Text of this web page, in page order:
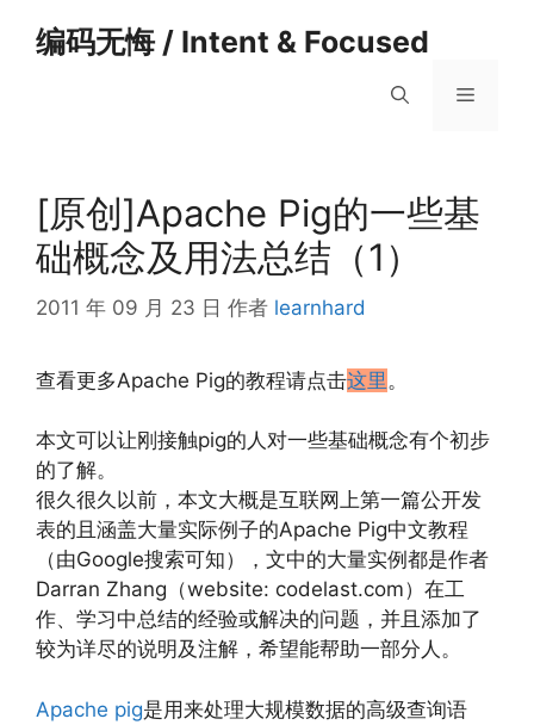
编码无悔 / Intent & Focused
菜
[原创]Apache Pig的一些基
础概念及用法总结（1）
2011 年 09 月 23 日 作者 learnhard
查看更多Apache Pig的教程请点击这里 。
本文可以让刚接触pig的人对一些基础概念有个初步
的了解。
很久很久以前，本文大概是互联网上第一篇公开发
表的且涵盖大量实际例子的Apache Pig中文教程
（由Google搜索可知），文中的大量实例都是作者
Darran Zhang（website: codelast.com）在工
作、学习中总结的经验或解决的问题，并且添加了
较为详尽的说明及注解，希望能帮助一部分人。
Apache pig是用来处理大规模数据的高级查询语